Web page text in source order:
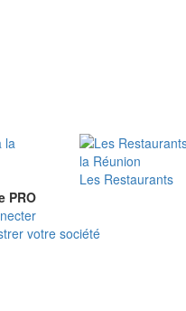
Les Restaurants
PRO
votre société